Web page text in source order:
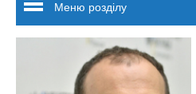
Меню розділу